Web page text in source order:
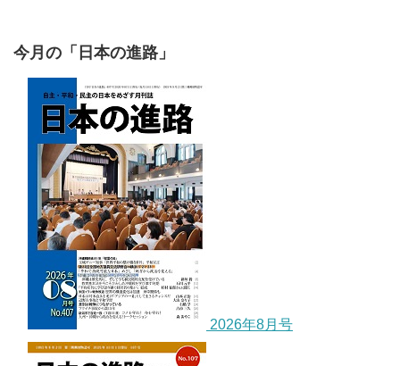
今月の「日本の進路」
2026年8月号